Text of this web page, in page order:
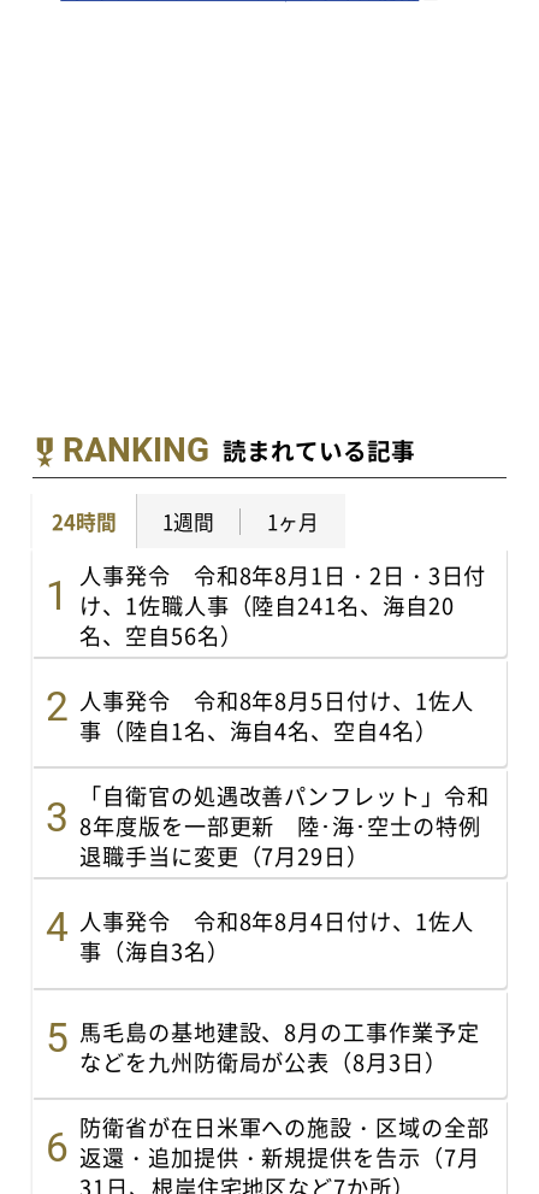
RANKING 読まれている記事
24時間 1週間 1ヶ月
人事発令 令和8年8月1日・2日・3日付
け、1佐職人事（陸自241名、海自20
名、空自56名）
人事発令 令和8年8月5日付け、1佐人
事（陸自1名、海自4名、空自4名）
「自衛官の処遇改善パンフレット」令和
8年度版を一部更新 陸･海･空士の特例
退職手当に変更（7月29日）
人事発令 令和8年8月4日付け、1佐人
事（海自3名）
馬毛島の基地建設、8月の工事作業予定
などを九州防衛局が公表（8月3日）
防衛省が在日米軍への施設・区域の全部
返還・追加提供・新規提供を告示（7月
31日、根岸住宅地区など7か所）